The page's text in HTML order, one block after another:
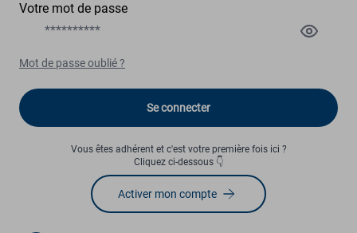
Votre mot de passe
Mot de passe oublié ?
Se connecter
Vous êtes adhérent et c'est votre première fois ici ?
Cliquez ci-dessous 👇
Activer mon compte